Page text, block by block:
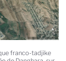
franco-tadjike